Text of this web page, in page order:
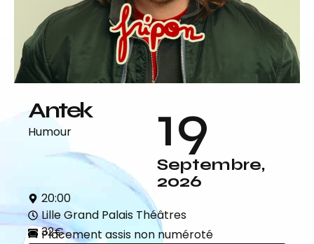
Antek
Humour 19
Septembre,
2026
20:00
Lille Grand Palais Théâtres
32€
Placement assis non numéroté